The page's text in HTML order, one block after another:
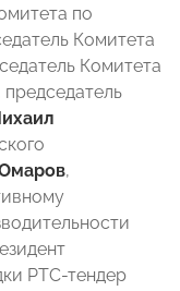
по
Комитета
Комитета
председатель
,
РТС-тендер